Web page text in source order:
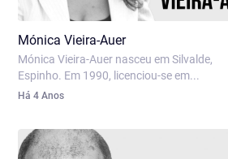
Mónica Vieira-Auer
Mónica Vieira-Auer nasceu em Silvalde,
Espinho. Em 1990, licenciou-se em...
Há 4 Anos